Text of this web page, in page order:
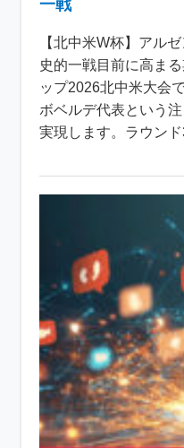
一戦
【北中米W杯】アル
史的一戦目前に高ま
ップ2026北中米大会
ボベルデ代表という
実現します。ラウン